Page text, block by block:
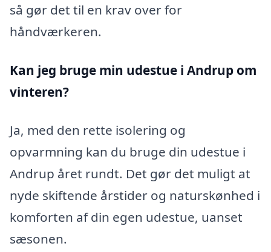
så gør det til en krav over for
håndværkeren.
Kan jeg bruge min udestue i Andrup om
vinteren?
Ja, med den rette isolering og
opvarmning kan du bruge din udestue i
Andrup året rundt. Det gør det muligt at
nyde skiftende årstider og naturskønhed i
komforten af din egen udestue, uanset
sæsonen.